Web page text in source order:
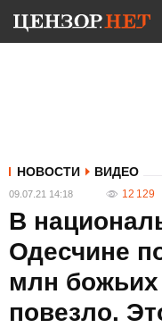
НОВОСТИ ВИДЕО
09.07.21 14:18 12 129
В
Одесчине
млн
повезло.